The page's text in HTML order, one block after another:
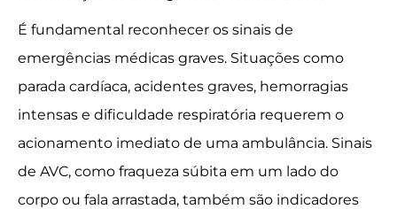
É fundamental reconhecer os sinais de
emergências médicas graves. Situações como
parada cardíaca, acidentes graves, hemorragias
intensas e dificuldade respiratória requerem o
acionamento imediato de uma ambulância. Sinais
de AVC, como fraqueza súbita em um lado do
corpo ou fala arrastada, também são indicadores